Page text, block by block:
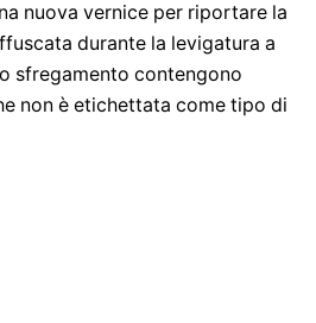
nuova vernice per riportare la
durante la levigatura a
sfregamento contengono
non è etichettata come tipo di